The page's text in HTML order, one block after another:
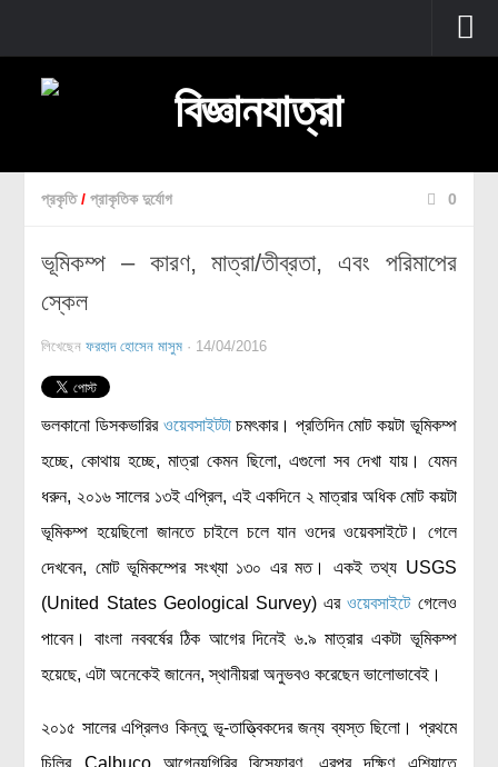
প্রচ্ছদ
জীববিজ্ঞান
প্রাণীবিজ্ঞান
প্রায়োগিক বিজ্ঞান
পরিবেশ বিজ্ঞান
প্রাকৃতিক দুর্যোগ
জলবায়ু পরিবর্তন
প্রকৃতি / প্রাকৃতিক দুর্যোগ 0
ভূমিকম্প – কারণ, মাত্রা/তীব্রতা, এবং পরিমাপের
স্কেল
লিখেছেনফরহাদ হোসেন মাসুম · 14/04/2016
ভলকানো ডিসকভারির ওয়েবসাইটটাচমৎকার। প্রতিদিন মোট কয়টা ভূমিকম্প
হচ্ছে, কোথায় হচ্ছে, মাত্রা কেমন ছিলো, এগুলো সব দেখা যায়। যেমন
ধরুন, ২০১৬ সালের ১৩ই এপ্রিল, এই একদিনে ২ মাত্রার অধিক মোট কয়টা
ভূমিকম্প হয়েছিলো জানতে চাইলে চলে যান ওদের ওয়েবসাইটে। গেলে
দেখবেন, মোট ভূমিকম্পের সংখ্যা ১৩০ এর মত। একই তথ্য USGS
(United States Geological Survey) এরওয়েবসাইটেগেলেও
পাবেন। বাংলা নববর্ষের ঠিক আগের দিনেই ৬.৯ মাত্রার একটা ভূমিকম্প
হয়েছে, এটা অনেকেই জানেন, স্থানীয়রা অনুভবও করেছেন ভালোভাবেই।
২০১৫ সালের এপ্রিলও কিন্তু ভূ-তাত্ত্বিকদের জন্য ব্যস্ত ছিলো। প্রথমে
চিলির Calbuco আগ্নেয়গিরির বিস্ফোরণ, এরপর দক্ষিণ এশিয়াতে